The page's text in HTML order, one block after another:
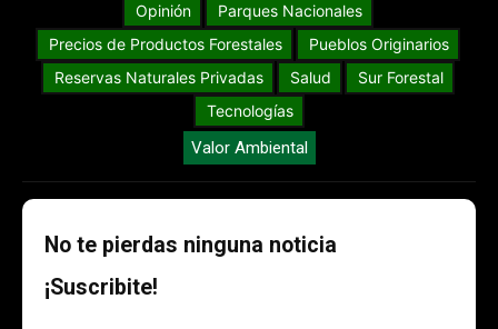
Opinión
Parques Nacionales
Precios de Productos Forestales
Pueblos Originarios
Reservas Naturales Privadas
Salud
Sur Forestal
Tecnologías
Valor Ambiental
No te pierdas ninguna noticia
¡Suscribite!